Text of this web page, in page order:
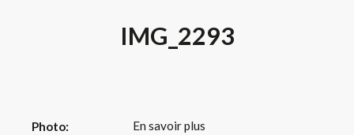
IMG_2293
Photo:
En savoir plus